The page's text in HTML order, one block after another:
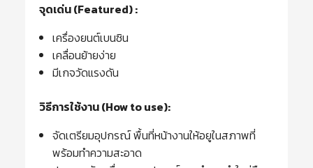
จุดเด่น (Featured) :
เครื่องยนต์เบนซิน
เคลื่อนย้ายง่าย
มีเกจวัดแรงดัน
วิธีการใช้งาน (How to use):
จัดเตรียมอุปกรณ์ พื้นที่หน้างานให้อยูในสภาพที่
พร้อมทำความสะอาด